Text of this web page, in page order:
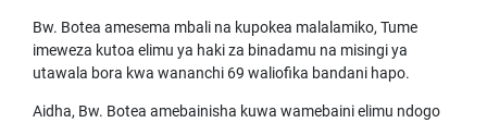
Bw. Botea amesema mbali na kupokea malalamiko, Tume
imeweza kutoa elimu ya haki za binadamu na misingi ya
utawala bora kwa wananchi 69 waliofika bandani hapo.
Aidha, Bw. Botea amebainisha kuwa wamebaini elimu ndogo